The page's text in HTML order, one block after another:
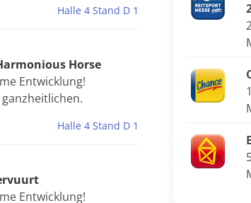
Halle 4 Stand D 1
Horse
Entwicklung!
Halle 4 Stand D 1
Entwicklung!